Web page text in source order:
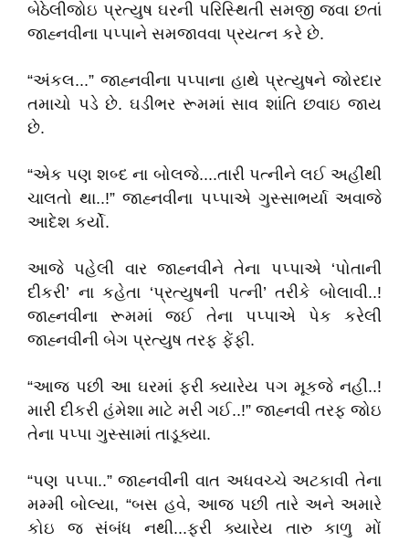
બેઠેલીજોઇ પ્રત્યુષ ઘરની પરિસ્થિતી સમજી જવા છતાં
જાહ્નવીના પપ્પાને સમજાવવા પ્રયત્ન કરે છે.
“અંકલ...” જાહ્નવીના પપ્પાના હાથે પ્રત્યુષને જોરદાર
તમાચો પડે છે. ઘડીભર રૂમમાં સાવ શાંતિ છવાઇ જાય
છે.
“એક પણ શબ્દ ના બોલજે....તારી પત્નીને લઈ અહીંથી
ચાલતો થા..!” જાહ્નવીના પપ્પાએ ગુસ્સાભર્યા અવાજે
આદેશ કર્યો.
આજે પહેલી વાર જાહ્નવીને તેના પપ્પાએ ‘પોતાની
દીકરી’ ના કહેતા ‘પ્રત્યુષની પત્ની’ તરીકે બોલાવી..!
જાહ્નવીના રૂમમાં જઈ તેના પપ્પાએ પેક કરેલી
જાહ્નવીની બેગ પ્રત્યુષ તરફ ફેંફી.
“આજ પછી આ ઘરમાં ફરી ક્યારેય પગ મૂકજે નહીં..!
મારી દીકરી હંમેશા માટે મરી ગઈ..!” જાહ્નવી તરફ જોઇ
તેના પપ્પા ગુસ્સામાં તાડૂક્યા.
“પણ પપ્પા..” જાહ્નવીની વાત અધવચ્ચે અટકાવી તેના
મમ્મી બોલ્યા, “બસ હવે, આજ પછી તારે અને અમારે
કોઇ જ સંબંધ નથી...ફરી ક્યારેય તારુ કાળુ મોં